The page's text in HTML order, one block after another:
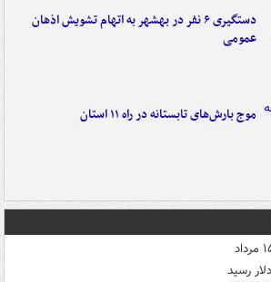
دستگیری ۶ نفر در بهشهر به اتهام تشویش اذهان
عمومی
موج بارش‌های تابستانه در راه ۱۱ استان